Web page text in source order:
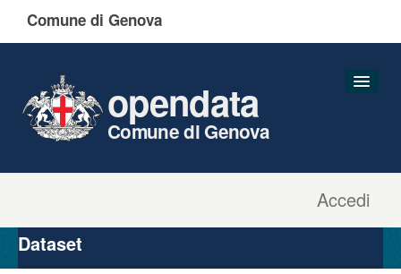
Comune di Genova
Accedi
opendata
Comune di Genova
Organizzazioni
Gruppi
Dataset